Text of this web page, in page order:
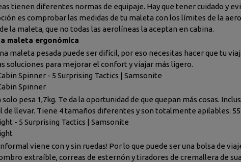
tienen diferentes normas de equipaje. Hay que tener cuidado y
es comprobar las medidas de tu maleta con los límites de la
la maleta, que no todas las aerolíneas la aceptan en cabina.
maleta ergonómica
maleta pesada puede ser difícil, por eso necesitas hacer que tu
soluciones para mejorar el confort y viajar más ligero.
Spinner - 5 Surprising Tactics | Samsonite
Spinner
pesa 1,7kg. Te da la oportunidad de que quepan más cosas.
de llevar. Tiene 4 tamaños diferentes y son totalmente apilables: 55
- 5 Surprising Tactics | Samsonite
viene con y sin ruedas! Por lo que puede ser una bolsa de
extraíble, correas de esternón y tiradores de cremallera de